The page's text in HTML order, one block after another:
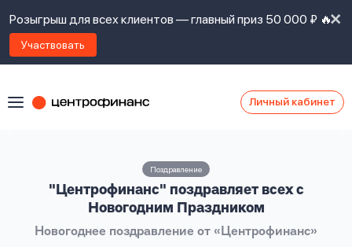
Розыгрыш для всех клиентов — главный приз 50 000 ₽ 🔥
Участвовать
Личный кабинет
Поздравление
"Центрофинанс" поздравляет всех с
Новогодним Праздником
Новогоднее поздравление от «Центрофинанс»
Наши
с
правилами
займов